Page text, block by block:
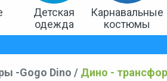
Детская
одежда
Карнавальные
костюмы
-Gogo Dino / Дино -